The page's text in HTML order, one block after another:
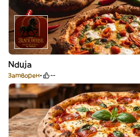
Nduja
Затворен --